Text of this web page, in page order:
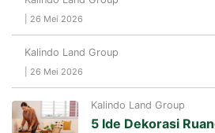
| 26 Mei 2026
Kalindo Land Group
| 26 Mei 2026
Kalindo Land Group
5 Ide Dekorasi